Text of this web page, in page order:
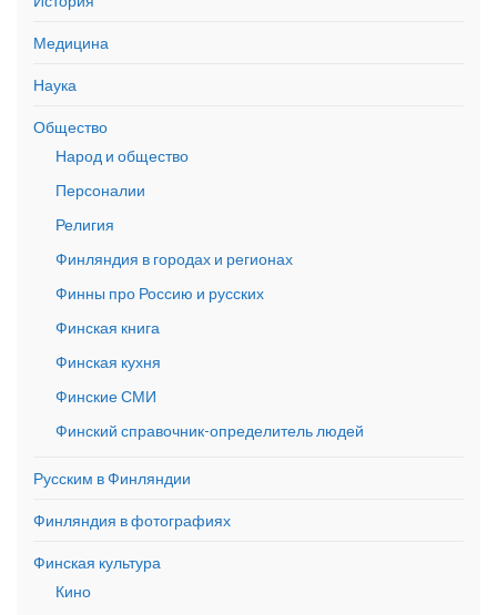
Медицина
Наука
Общество
Народ и общество
Персоналии
Религия
Финляндия в городах и регионах
Финны про Россию и русских
Финская книга
Финская кухня
Финские СМИ
Финский справочник-определитель людей
Русским в Финляндии
Финляндия в фотографиях
Финская культура
Кино